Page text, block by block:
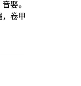
娶。
卷甲